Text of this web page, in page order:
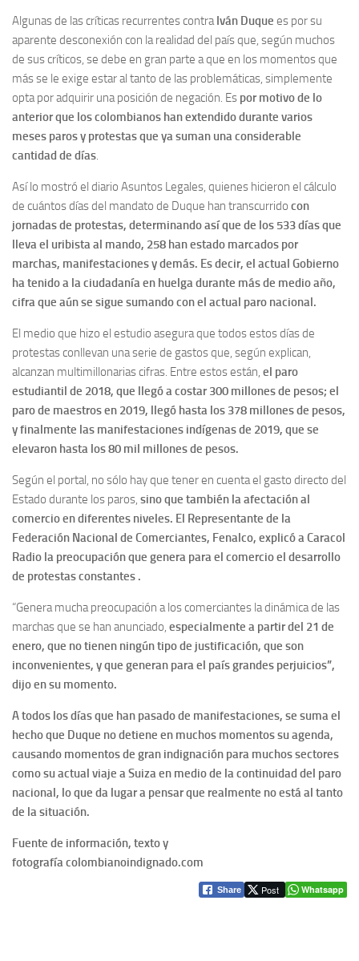
Algunas de las críticas recurrentes contra Iván Duque es por su
aparente desconexión con la realidad del país que, según muchos
de sus críticos, se debe en gran parte a que en los momentos que
más se le exige estar al tanto de las problemáticas, simplemente
opta por adquirir una posición de negación. Es por motivo de lo
anterior que los colombianos han extendido durante varios
meses paros y protestas que ya suman una considerable
cantidad de días
Así lo mostró el diario Asuntos Legales, quienes hicieron el cálculo
de cuántos días del mandato de Duque han transcurrido con
jornadas de protestas, determinando así que de los 533 días que
lleva el uribista al mando, 258 han estado marcados por
marchas, manifestaciones y demás. Es decir, el actual Gobierno
ha tenido a la ciudadanía en huelga durante más de medio año,
cifra que aún se sigue sumando con el actual paro nacional.
El medio que hizo el estudio asegura que todos estos días de
protestas conllevan una serie de gastos que, según explican,
alcanzan multimillonarias cifras. Entre estos están, el paro
estudiantil de 2018, que llegó a costar 300 millones de pesos; el
paro de maestros en 2019, llegó hasta los 378 millones de pesos,
y finalmente las manifestaciones indígenas de 2019, que se
elevaron hasta los 80 mil millones de pesos.
Según el portal, no sólo hay que tener en cuenta el gasto directo del
Estado durante los paros, sino que también la afectación al
comercio en diferentes niveles. El Representante de la
Federación Nacional de Comerciantes, Fenalco, explicó a Caracol
Radio la preocupación que genera para el comercio el desarrollo
de protestas constantes .
“Genera mucha preocupación a los comerciantes la dinámica de las
marchas que se han anunciado, especialmente a partir del 21 de
enero, que no tienen ningún tipo de justificación, que son
inconvenientes, y que generan para el país grandes perjuicios”,
dijo en su momento.
A todos los días que han pasado de manifestaciones, se suma el
hecho que Duque no detiene en muchos momentos su agenda,
causando momentos de gran indignación para muchos sectores
como su actual viaje a Suiza en medio de la continuidad del paro
nacional, lo que da lugar a pensar que realmente no está al tanto
de la situación.
Fuente de información, texto y
fotografía colombianoindignado.com
Share Post Whatsapp